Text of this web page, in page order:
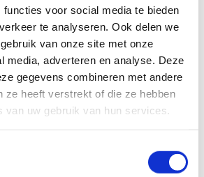
functies voor social media te bieden
te analyseren. Ook delen we
van onze site met onze
media, adverteren en analyse. Deze
gegevens combineren met andere
ze heeft verstrekt of die ze hebben
van uw gebruik van hun services.